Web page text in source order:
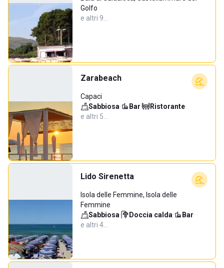
Golfo
e altri 9…
Zarabeach
Capaci
Sabbiosa· Bar· Ristorante·
e altri 5…
Lido Sirenetta
Isola delle Femmine, Isola delle
Femmine
Sabbiosa· Doccia calda· Bar·
e altri 4…